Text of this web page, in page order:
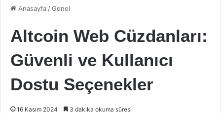
Anasayfa /Genel
Altcoin Web Cüzdanları:
Güvenli ve Kullanıcı
Dostu Seçenekler
16 Kasım 2024 3 dakika okuma süresi